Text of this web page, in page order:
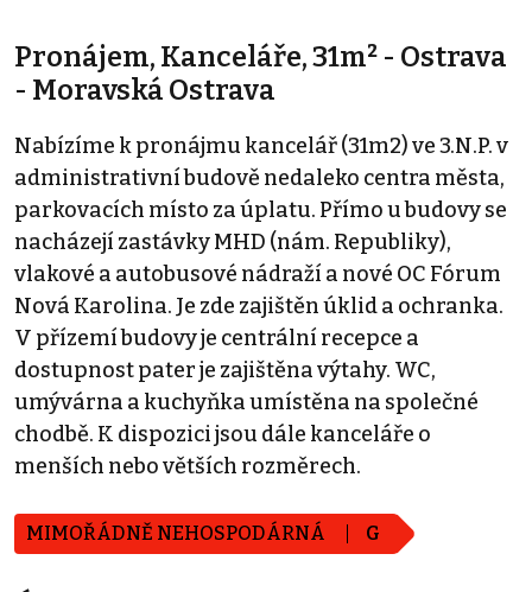
Pronájem, Kanceláře, 31m² - Ostrava
- Moravská Ostrava
Nabízíme k pronájmu kancelář (31m2) ve 3.N.P. v
administrativní budově nedaleko centra města,
parkovacích místo za úplatu. Přímo u budovy se
nacházejí zastávky MHD (nám. Republiky),
vlakové a autobusové nádraží a nové OC Fórum
Nová Karolina. Je zde zajištěn úklid a ochranka.
V přízemí budovy je centrální recepce a
dostupnost pater je zajištěna výtahy. WC,
umývárna a kuchyňka umístěna na společné
chodbě. K dispozici jsou dále kanceláře o
menších nebo větších rozměrech.
MIMOŘÁDNĚ NEHOSPODÁRNÁ G